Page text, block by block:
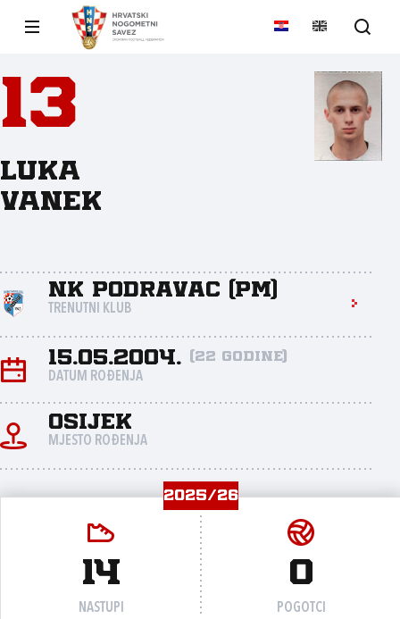
13
Luka
Vanek
NK Podravac (PM)
TRENUTNI KLUB
15.05.2004. (22 godine)
DATUM ROĐENJA
Osijek
MJESTO ROĐENJA
2025/26
14
NASTUPI
0
POGOTCI